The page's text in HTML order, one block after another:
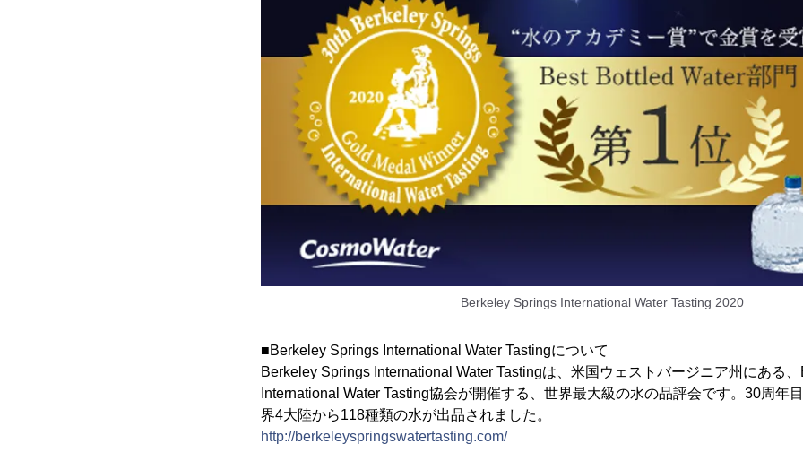
Berkeley Springs International Water Tasting 2020
■Berkeley Springs International Water Tastingについて
Berkeley Springs International Water Tastingは、米国ウェストバージニア州にある
International Water Tasting協会が開催する、世界最大級の水の品評会です。30周年
界4大陸から118種類の水が出品されました。
http://berkeleyspringswatertasting.com/